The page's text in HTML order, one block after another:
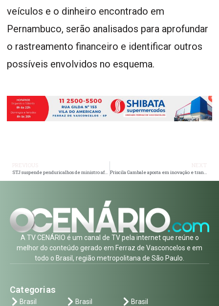
veículos e o dinheiro encontrado em
Pernambuco, serão analisados para aprofundar
o rastreamento financeiro e identificar outros
possíveis envolvidos no esquema.
STJ suspende penduricalhos de ministro afastado após denúncia de assédio sexual Priscila Gambale aposta em inovação e transforma Ferraz em referência digital no Alto Tietê
A TV CENÁRIO é um canal de TV pela internet que reúne o
melhor do conteúdo gerado em Ferraz de Vasconcelos e em
todo o Brasil, região metropolitana de São Paulo.
Categorias
Brasil Brasil Brasil